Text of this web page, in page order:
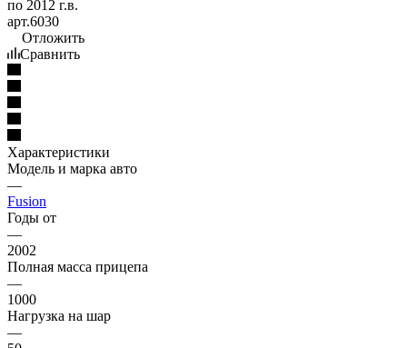
Отложить
Сравнить
Характеристики
Модель и марка авто
—
Fusion
Годы от
—
2002
Полная масса прицепа
—
1000
Нагрузка на шар
—